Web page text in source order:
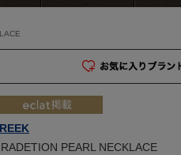
PEARL NECKLACE